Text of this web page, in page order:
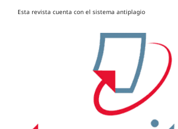
Esta revista cuenta con el sistema antiplagio